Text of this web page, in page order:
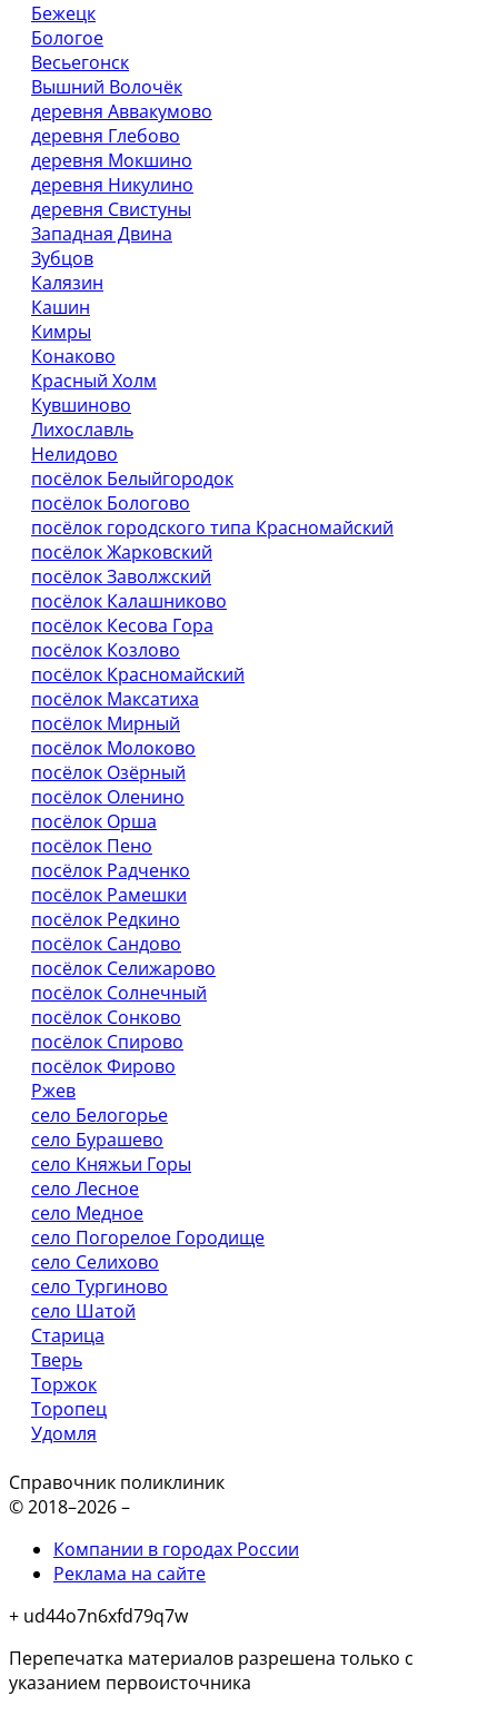
Бежецк
Бологое
Весьегонск
Вышний Волочёк
деревня Аввакумово
деревня Глебово
деревня Мокшино
деревня Никулино
деревня Свистуны
Западная Двина
Зубцов
Калязин
Кашин
Кимры
Конаково
Красный Холм
Кувшиново
Лихославль
Нелидово
посёлок Белыйгородок
посёлок Бологово
посёлок городского типа Красномайский
посёлок Жарковский
посёлок Заволжский
посёлок Калашниково
посёлок Кесова Гора
посёлок Козлово
посёлок Красномайский
посёлок Максатиха
посёлок Мирный
посёлок Молоково
посёлок Озёрный
посёлок Оленино
посёлок Орша
посёлок Пено
посёлок Радченко
посёлок Рамешки
посёлок Редкино
посёлок Сандово
посёлок Селижарово
посёлок Солнечный
посёлок Сонково
посёлок Спирово
посёлок Фирово
Ржев
село Белогорье
село Бурашево
село Княжьи Горы
село Лесное
село Медное
село Погорелое Городище
село Селихово
село Тургиново
село Шатой
Старица
Тверь
Торжок
Торопец
Удомля
Справочник поликлиник
© 2018–2026 –
Компании в городах России
Реклама на сайте
+ ud44o7n6xfd79q7w
Перепечатка материалов разрешена только с
указанием первоисточника